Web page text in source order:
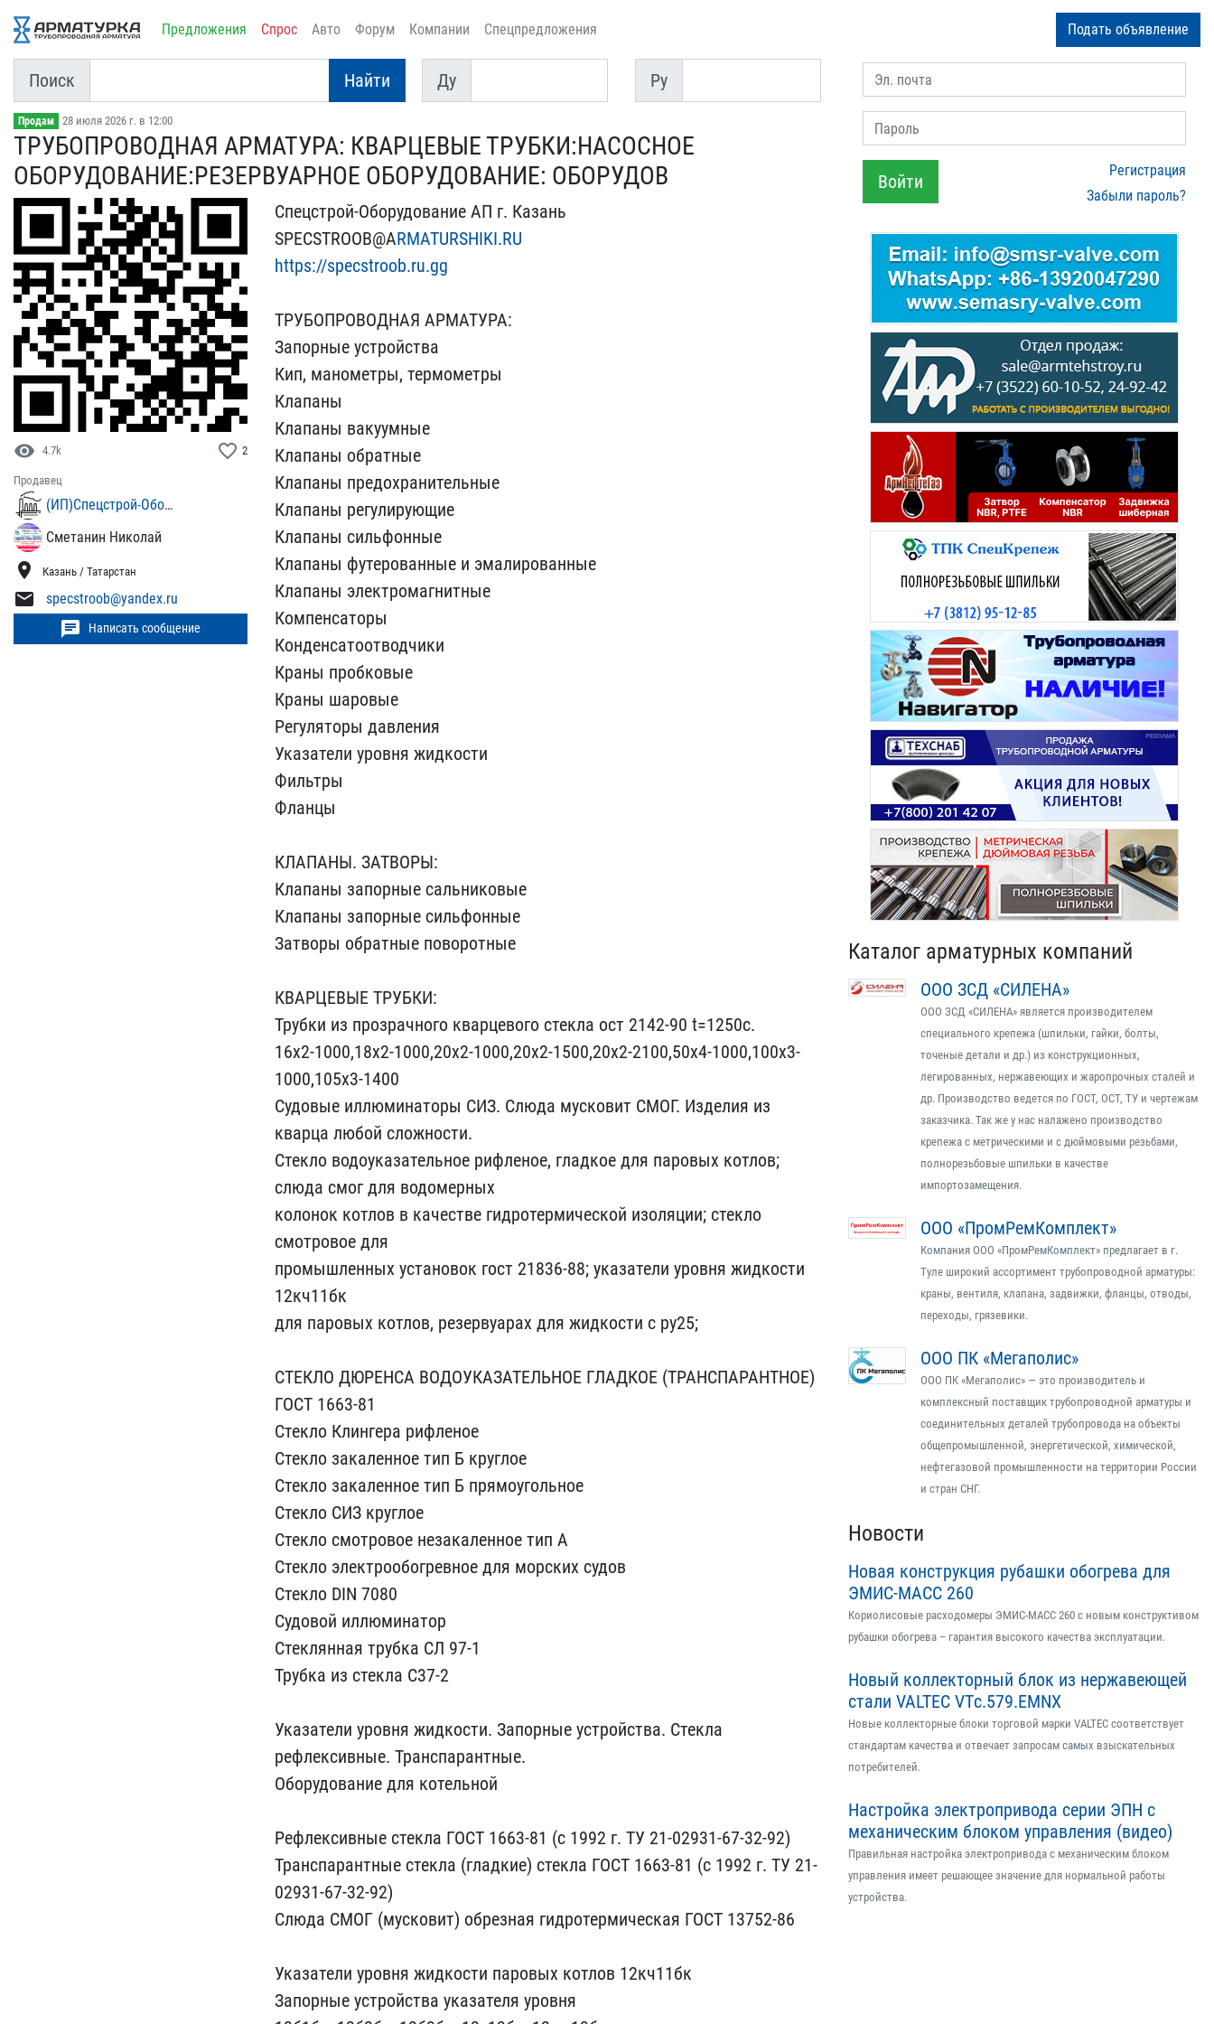
Предложения Спрос Авто Форум Компании Спецпредложения Подать объявление
Поиск Найти
Ду
Ду
Py
Py
Продам 28 июля 2026 г. в 12:00
ТРУБОПРОВОДНАЯ АРМАТУРА:​ КВАРЦЕВЫЕ ТРУБКИ:НАСОСН​ОЕ
ОБОРУДОВАНИЕ:РЕЗЕРВУА​РНОЕ ОБОРУДОВАНИЕ: ОБОРУ​ДОВ
visibility 4.7k favorite_border 2
Продавец
(ИП)Спецстрой-Оборудование г. Казань
Сметанин Николай
location_on Казань / Татарстан
mail specstroob@yandex.ru
chat Написать сообщение
Спецстрой-Оборудование А​П г. Казань
SPECSTROOB@A​RMATURSHIKI.RU
https://s​pecstroob.ru.gg
ТРУБОПР​ОВОДНАЯ АРМАТУРА:
Запорн​ые устройства
Кип, маном​етры, термометры
Клапаны​
Клапаны вакуумные
Клапа​ны обратные
Клапаны пред​охранительные
Клапаны ре​гулирующие
Клапаны сильф​онные
Клапаны футерованн​ые и эмалированные
Клапа​ны электромагнитные
Комп​енсаторы
Конденсатоотвод​чики
Краны пробковые
Кра​ны шаровые
Регуляторы да​вления
Указатели уровня ​жидкости
Фильтры
Фланцы
КЛАПАНЫ. ЗАТВОРЫ:
Клапа​ны запорные сальниковые
​Клапаны запорные сильфон​ные
Затворы обратные пов​оротные
КВАРЦЕВЫЕ ТРУБК​И:
Трубки из прозрачного​ кварцевого стекла ост 2​142-90 t=1250c.
16х2-100​0,18х2-1000,20х2-1000,20​х2-1500,20х2-2100,50х4-1​000,100х3-
1000,105х3-140​0
Судовые иллюминаторы С​ИЗ. Слюда мусковит СМОГ.​ Изделия из
кварца любой​ сложности.
Стекло водоу​казательное рифленое, гл​адкое для паровых котлов​;
слюда смог для водомер​ных
колонок котлов в ка​честве гидротермической ​изоляции; стекло
смотров​ое для
промышленных уст​ановок гост 21836-88; ук​азатели уровня жидкости ​
12кч11бк
для паровых ко​тлов, резервуарах для жи​дкости с ру25;
СТЕКЛО Д​ЮРЕНСА ВОДОУКАЗАТЕЛЬНОЕ ​ГЛАДКОЕ (ТРАНСПАРАНТНОЕ)​
ГОСТ 1663-81
Стекло Кли​нгера рифленое
Стекло за​каленное тип Б круглое
С​текло закаленное тип Б п​рямоугольное
Стекло СИЗ ​круглое
Стекло смотровое​ незакаленное тип А
Стек​ло электрообогревное для​ морских судов
Стекло DI​N 7080
Судовой иллюминат​ор
Стеклянная трубка СЛ ​97-1
Трубка из стекла С3​7-2
Указатели уровня жи​дкости. Запорные устройс​тва. Стекла
рефлексивные​. Транспарантные.
Оборуд​ование для котельной
Ре​флексивные стекла ГОСТ 1​663-81 (с 1992 г. ТУ 21-​02931-67-32-92)
Транспар​антные стекла (гладкие) ​стекла ГОСТ 1663-81 (с 1​992 г. ТУ 21-
02931-67-32​-92)
Слюда СМОГ (мускови​т) обрезная гидротермиче​ская ГОСТ 13752-86
Указ​атели уровня жидкости па​ровых котлов 12кч11бк
За​порные устройства указат​еля уровня
Эл. почта
Пароль
Войти
Регистрация
Забыли пароль?
Каталог арматурных компаний
ООО ЗСД «СИЛЕНА»
ООО ЗСД «СИЛЕНА» является производителем
специального крепежа (шпильки, гайки, болты,
точеные детали и др.) из конструкционных,
легированных, нержавеющих и жаропрочных сталей и
др. Производство ведется по ГОСТ, ОСТ, ТУ и чертежам
заказчика. Так же у нас налажено производство
крепежа с метрическими и с дюймовыми резьбами,
полнорезьбовые шпильки в качестве
импортозамещения.
ООО «ПромРемКомплект»
Компания ООО «ПромРемКомплект» предлагает в г.
Туле широкий ассортимент трубопроводной арматуры:
краны, вентиля, клапана, задвижки, фланцы, отводы,
переходы, грязевики.
ООО ПК «Мегаполис»
ООО ПК «Мегаполис» — это производитель и
комплексный поставщик трубопроводной арматуры и
соединительных деталей трубопровода на объекты
общепромышленной, энергетической, химической,
нефтегазовой промышленности на территории России
и стран СНГ.
Новости
Новая конструкция рубашки обогрева для
ЭМИС-МАСС 260
Кориолисовые расходомеры ЭМИС-МАСС 260 с новым конструктивом
рубашки обогрева – гарантия высокого качества эксплуатации.
Новый коллекторный блок из нержавеющей
стали VALTEC VTс.579.EMNX
Новые коллекторные блоки торговой марки VALTEC соответствует
стандартам качества и отвечает запросам самых взыскательных
потребителей.
Настройка электропривода серии ЭПН с
механическим блоком управления (видео)
Правильная настройка электропривода с механическим блоком
управления имеет решающее значение для нормальной работы
устройства.